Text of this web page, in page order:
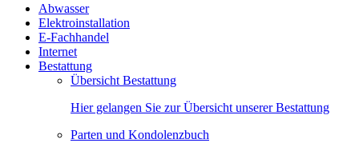
Abwasser
Elektroinstallation
E-Fachhandel
Internet
Bestattung
Übersicht Bestattung
Hier gelangen Sie zur Übersicht unserer Bestattung
Parten und Kondolenzbuch